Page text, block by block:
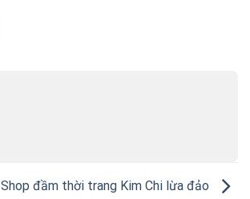
Shop đầm thời trang Kim Chi lừa đảo